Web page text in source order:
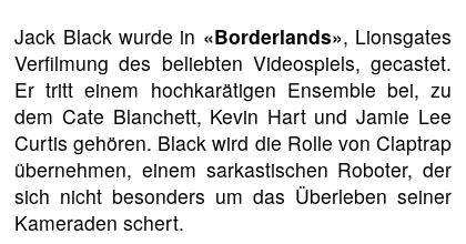
Jack Black wurde in «Borderlands», Lionsgates
Verfilmung des beliebten Videospiels, gecastet.
Er tritt einem hochkarätigen Ensemble bei, zu
dem Cate Blanchett, Kevin Hart und Jamie Lee
Curtis gehören. Black wird die Rolle von Claptrap
übernehmen, einem sarkastischen Roboter, der
sich nicht besonders um das Überleben seiner
Kameraden schert.